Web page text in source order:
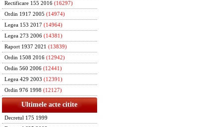
Rectificare 155 2016 (16297)
Ordin 1917 2005 (14974)
Legea 153 2017 (14964)
Legea 273 2006 (14381)
Raport 1937 2021 (13839)
Ordin 1508 2016 (12942)
Ordin 560 2006 (12441)
Legea 429 2003 (12391)
Ordin 976 1998 (12127)
Ultimele acte citite
Decretul 175 1999